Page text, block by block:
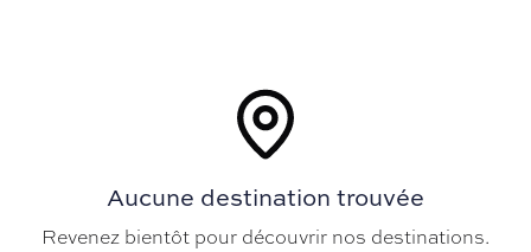
Aucune destination trouvée
Revenez bientôt pour découvrir nos destinations.